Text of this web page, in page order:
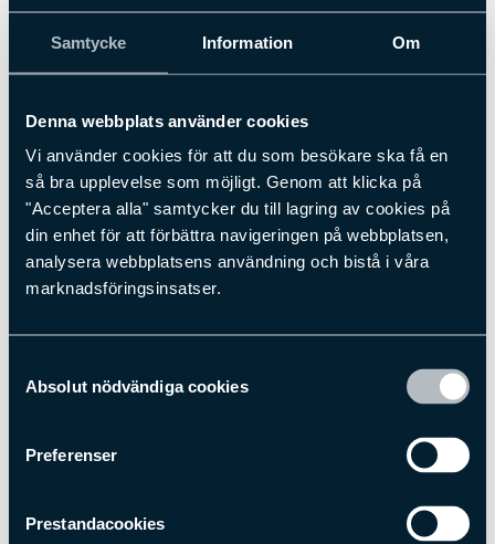
Samtycke Information Om
Denna webbplats använder cookies
Vi använder cookies för att du som besökare ska få en
så bra upplevelse som möjligt. Genom att klicka på
"Acceptera alla" samtycker du till lagring av cookies på
din enhet för att förbättra navigeringen på webbplatsen,
analysera webbplatsens användning och bistå i våra
marknadsföringsinsatser.
Absolut nödvändiga cookies
Preferenser
Prestandacookies
Integrerad kundräkning
RF-teknologi
Tillval:
RFID
Fjärrservice
Integrerad metalldetektion
Finns även i svart utförande
Påkörningsskydd